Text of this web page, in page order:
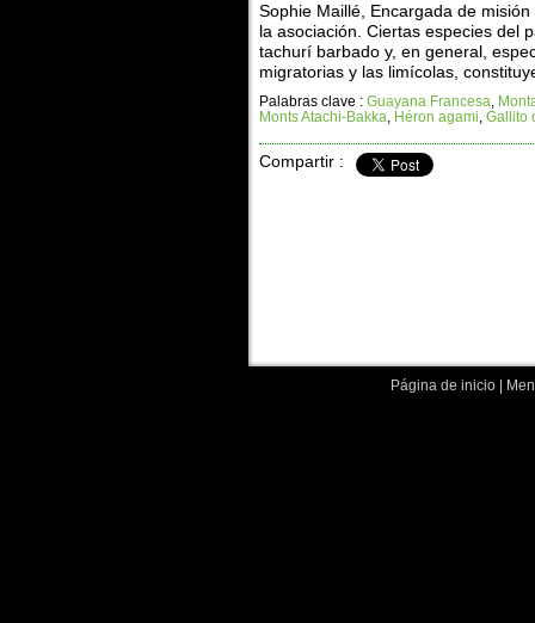
Sophie Maillé, Encargada de
la asociación. Ciertas especies del
tachurí barbado y, en general,
migratorias y las limícolas,
Palabras clave : Guayana Francesa
Monts Atachi-Bakka Héron agami Gallito
Compartir :
Página de inicio|